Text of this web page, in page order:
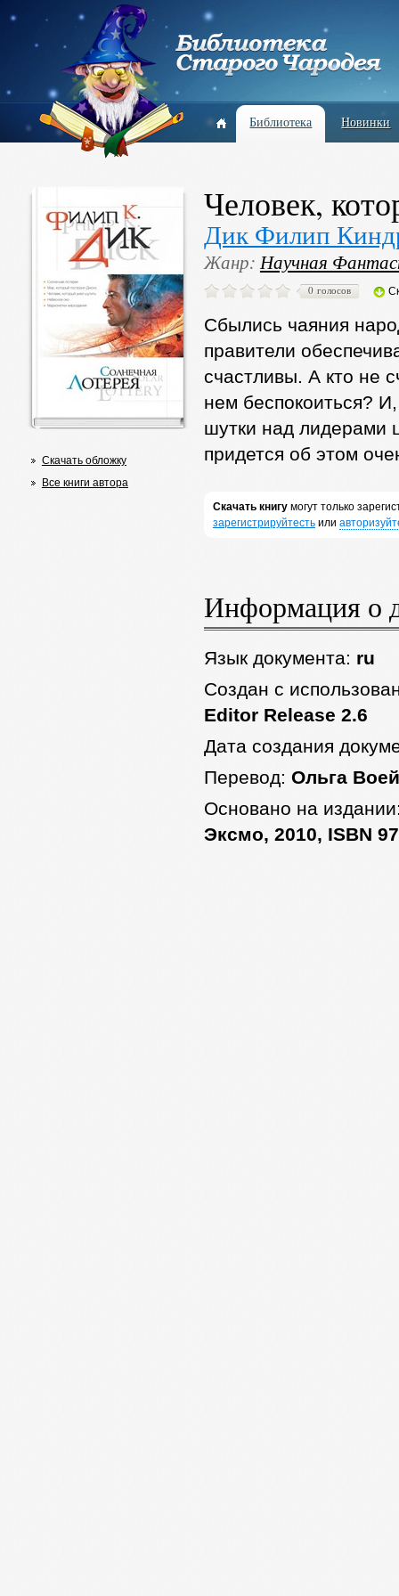
Библиотека Новинки
Скачать обложку
Все книги автора
Человек,
Дик Филип
Жанр:Научная
0 голосов
Сбылись чаяния
правители
счастливы. А кто не
нем беспокоиться?
шутки над лидерами
придется об этом
Скачать книгумогут только
зарегистрируйтестьили
Информация о
Язык документа: ru
Создан с
Editor Release 2.6
Дата создания
Перевод: Ольга
Основано на
Эксмо, 2010, ISBN